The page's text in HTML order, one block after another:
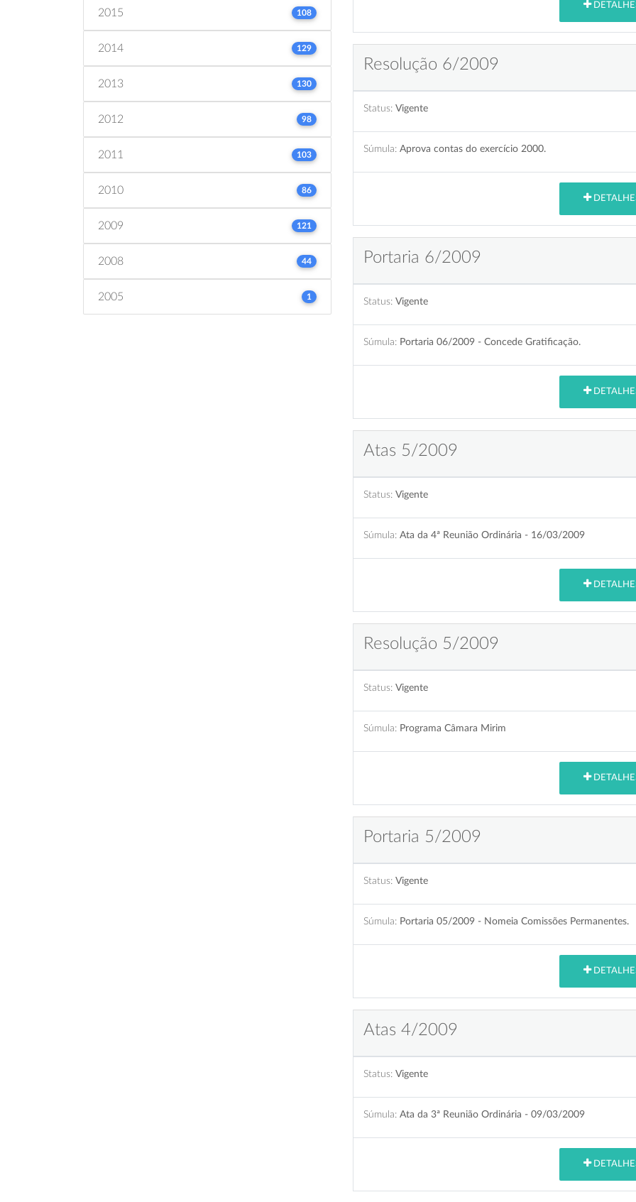
2015 108
2014 129
2013 130
2012 98
2011 103
2010 86
2009 121
2008 44
2005 1
Resolução 6/2009
Status: Vigente
Súmula: Aprova contas do exercício 2000.
Portaria 6/2009
Status: Vigente
Súmula: Portaria 06/2009 - Concede Gratificação.
Atas 5/2009
Status: Vigente
Súmula: Ata da 4ª Reunião Ordinária - 16/03/2009
Resolução 5/2009
Status: Vigente
Súmula: Programa Câmara Mirim
Portaria 5/2009
Status: Vigente
Súmula: Portaria 05/2009 - Nomeia Comissões Permanentes.
Atas 4/2009
Status: Vigente
Súmula: Ata da 3ª Reunião Ordinária - 09/03/2009